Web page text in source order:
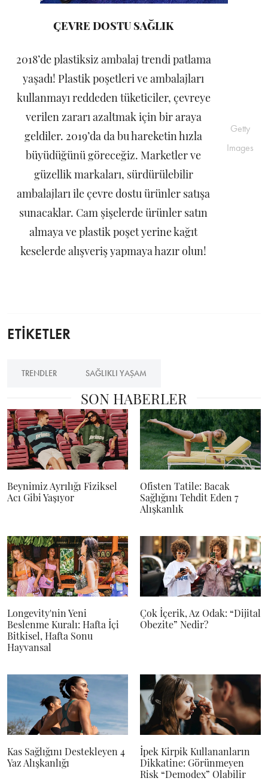
ÇEVRE DOSTU SAĞLIK
2018’de plastiksiz ambalaj trendi patlama
yaşadı! Plastik poşetleri ve ambalajları
kullanmayı reddeden tüketiciler, çevreye
verilen zararı azaltmak için bir araya
geldiler. 2019’da da bu hareketin hızla
büyüdüğünü göreceğiz. Marketler ve
güzellik markaları, sürdürülebilir
ambalajları ile çevre dostu ürünler satışa
sunacaklar. Cam şişelerde ürünler satın
almaya ve plastik poşet yerine kağıt
keselerde alışveriş yapmaya hazır olun!
Getty
Images
ETİKETLER
TRENDLER SAĞLIKLI YAŞAM
SON HABERLER
Beynimiz Ayrılığı Fiziksel
Acı Gibi Yaşıyor
Ofisten Tatile: Bacak
Sağlığını Tehdit Eden 7
Alışkanlık
Longevity'nin Yeni
Beslenme Kuralı: Hafta İçi
Bitkisel, Hafta Sonu
Hayvansal
Çok İçerik, Az Odak: “Dijital
Obezite” Nedir?
Kas Sağlığını Destekleyen 4
Yaz Alışkanlığı
İpek Kirpik Kullananların
Dikkatine: Görünmeyen
Risk “Demodex” Olabilir